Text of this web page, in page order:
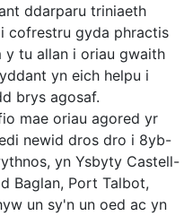
ddarparu triniaeth
cofrestru gyda phractis
y tu allan i oriau gwaith
yn eich helpu i
brys agosaf.
mae oriau agored yr
newid dros dro i 8yb-
yn Ysbyty Castell-
Baglan, Port Talbot,
un sy'n un oed ac yn